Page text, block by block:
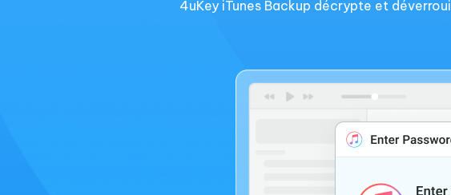
4uKey iTunes Backup décrypte et